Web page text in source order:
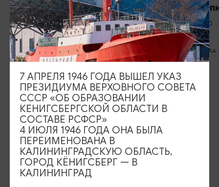
Ресторан Kaiser
Wurst/«Кайзер Вюрст»
Вс-Чт с 11:00 до 22:00; Пт-Сб с 11:00
до 23:00
Калининград
Ресторан-
Вс-Чт 12:00
24:00
Калининград
ИЩИТЕ ТАКЖЕ НА НАШЕМ САЙТЕ
Серебряное ожерелье
Электронная виза
Туры и экскурсии
Афиша мероприятий
Гостевая книга
7 АПРЕЛЯ 1946 ГОДА ВЫШЕЛ УКАЗ
ПРЕЗИДИУМА ВЕРХОВНОГО СОВЕТА
СССР «ОБ ОБРАЗОВАНИИ
КЕНИГСБЕРГСКОЙ ОБЛАСТИ В
СОСТАВЕ РСФСР»
4 ИЮЛЯ 1946 ГОДА ОНА БЫЛА
ПЕРЕИМЕНОВАНА В
КАЛИНИНГРАДСКУЮ ОБЛАСТЬ,
ГОРОД КЁНИГСБЕРГ — В
КАЛИНИНГРАД